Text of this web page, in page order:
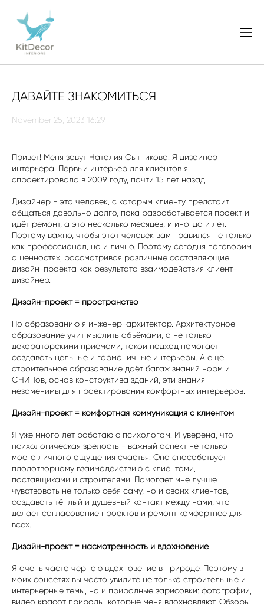
ДАВАЙТЕ ЗНАКОМИТЬСЯ
November 25, 2023 16:29
Привет! Меня зовут Наталия Сытникова. Я дизайнер
интерьера. Первый интерьер для клиентов я
спроектировала в 2009 году, почти 15 лет назад.
Дизайнер - это человек, с которым клиенту предстоит
общаться довольно долго, пока разрабатывается проект и
идёт ремонт, а это несколько месяцев, и иногда и лет.
Поэтому важно, чтобы этот человек вам нравился не только
как профессионал, но и лично. Поэтому сегодня поговорим
о ценностях, рассматривая различные составляющие
дизайн-проекта как результата взаимодействия клиент-
дизайнер.
Дизайн-проект = пространство
По образованию я инженер-архитектор. Архитектурное
образование учит мыслить объёмами, а не только
декораторскими приёмами, такой подход помогает
создавать цельные и гармоничные интерьеры. А ещё
строительное образование даёт багаж знаний норм и
СНИПов, основ конструктива зданий, эти знания
незаменимы для проектирования комфортных интерьеров.
Дизайн-проект = комфортная коммуникация с клиентом
Я уже много лет работаю с психологом. И уверена, что
психологическая зрелость - важный аспект не только
моего личного ощущения счастья. Она способствует
плодотворному взаимодействию с клиентами,
поставщиками и строителями. Помогает мне лучше
чувствовать не только себя саму, но и своих клиентов,
создавать тёплый и душевный контакт между нами, что
делает согласование проектов и ремонт комфортнее для
всех.
Дизайн-проект = насмотренность и вдохновение
Я очень часто черпаю вдохновение в природе. Поэтому в
моих соцсетях вы часто увидите не только строительные и
интерьерные темы, но и природные зарисовки: фотографии,
видео красот природы, которые меня вдохновляют. Обзоры